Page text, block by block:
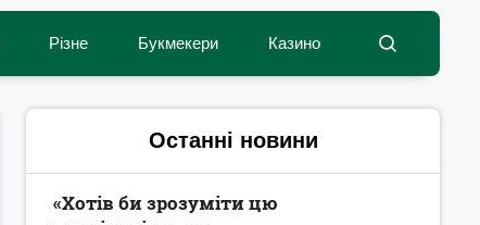
Різне Букмекери Казино
Останні новини
«Хотів би зрозуміти цю